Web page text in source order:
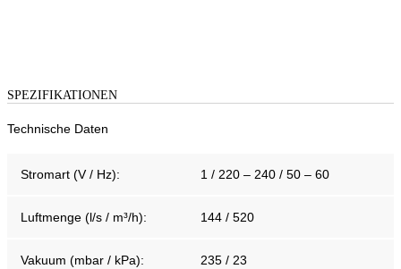
SPEZIFIKATIONEN
Technische Daten
Stromart (V / Hz): 1 / 220 – 240 / 50 – 60
Luftmenge (l/s / m³/h): 144 / 520
Vakuum (mbar / kPa): 235 / 23